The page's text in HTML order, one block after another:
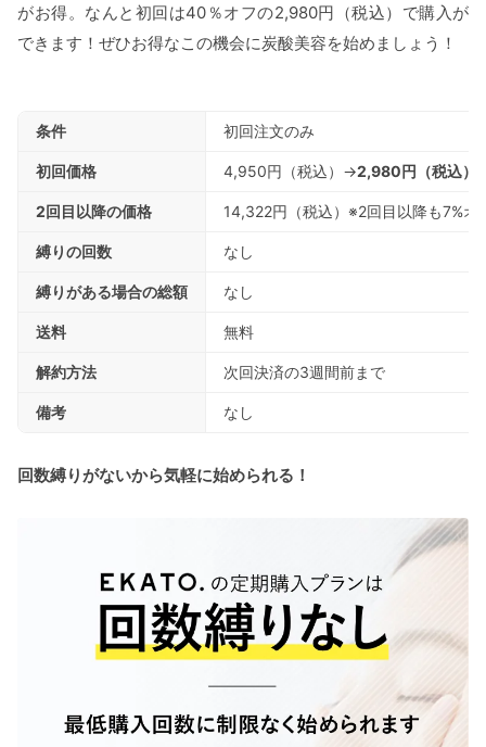
がお得。なんと初回は40％オフの2,980円（税込）で購入が
できます！ぜひお得なこの機会に炭酸美容を始めましょう！
条件 初回注文のみ
初回価格 4,950円（税込）→2,980円（税込）
2回目以降の価格 14,322円（税込）※2回目以降も7%オ
縛りの回数 なし
縛りがある場合の総額 なし
送料 無料
解約方法 次回決済の3週間前まで
備考 なし
回数縛りがないから気軽に始められる！